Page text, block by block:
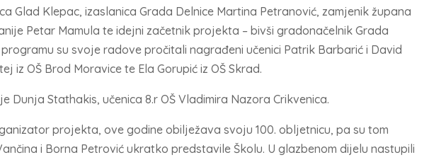
Glad Klepac, izaslanica Grada Delnice Martina Petranović, zamjenik župana
Petar Mamula te idejni začetnik projekta – bivši gradonačelnik Grada
programu su svoje radove pročitali nagrađeni učenici Patrik Barbarić i David
iz OŠ Brod Moravice te Ela Gorupić iz OŠ Skrad.
Dunja Stathakis, učenica 8.r OŠ Vladimira Nazora Crikvenica.
projekta, ove godine obilježava svoju 100. obljetnicu, pa su tom
i Borna Petrović ukratko predstavile Školu. U glazbenom dijelu nastupili